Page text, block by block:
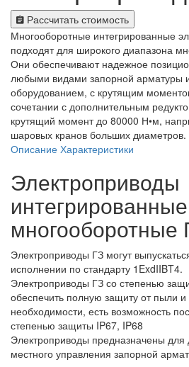
Рассчитать стоимость
Многооборотные интегрированные
подходят для широкого диапазона
Они обеспечивают надежное
любыми видами запорной арматуры
оборудованием, с крутящим
сочетании с дополнительным
крутящий момент до 80000 Н•м,
шаровых кранов больших диаметров.
Описание Характеристики
Электроприводы
интегрированные
многооборотные
Электроприводы ГЗ могут
исполнении по стандарту 1ExdIIBT4.
Электроприводы ГЗ со степенью
обеспечить полную защиту от пыли и
необходимости, есть возможность
степенью защиты IP67, IP68
Электроприводы предназначены для
местного управления запорной